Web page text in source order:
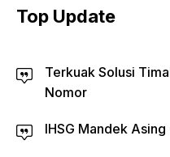
Top Update
Terkuak Solusi
Nomor
IHSG Mandek